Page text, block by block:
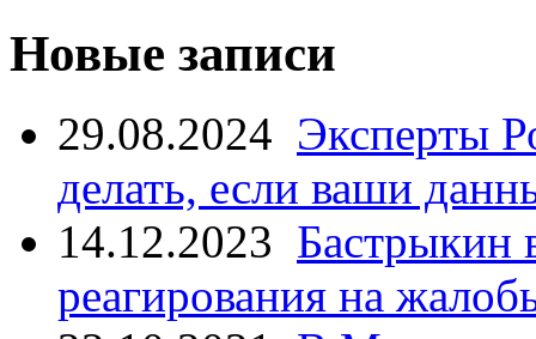
Новые записи
29.08.2024 Эксперты
делать, если ваши
14.12.2023 Бастрыкин
реагирования на